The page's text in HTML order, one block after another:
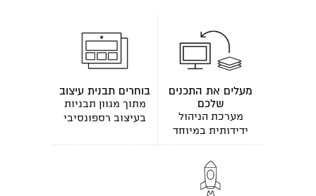
מעלים את התכנים
שלכם
מערכת הניהול
ידידותית במיוחד
בוחרים תבנית עיצוב
מתוך מגוון תבניות
בעיצוב רספונסיבי